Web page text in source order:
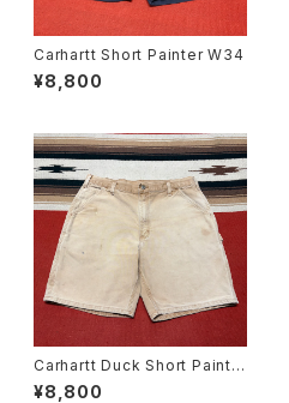
Carhartt Short Painter W34
¥8,800
Carhartt Duck Short Painte
r W36
¥8,800